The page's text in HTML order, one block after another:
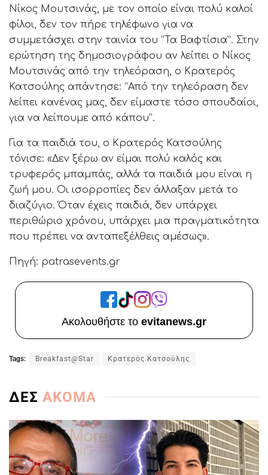
Νίκος Μουτσινάς, με τον οποίο είναι πολύ καλοί
φίλοι, δεν τον πήρε τηλέφωνο για να
συμμετάσχει στην ταινία του “Τα Βαφτίσια”. Στην
ερώτηση της δημοσιογράφου αν λείπει ο Νίκος
Μουτσινάς από την τηλεόραση, ο Κρατερός
Κατσούλης απάντησε: “Από την τηλεόραση δεν
λείπει κανένας μας, δεν είμαστε τόσο σπουδαίοι,
για να λείπουμε από κάπου”.
Για τα παιδιά του, ο Κρατερός Κατσούλης
τόνισε: «Δεν ξέρω αν είμαι πολύ καλός και
τρυφερός μπαμπάς, αλλά τα παιδιά μου είναι η
ζωή μου. Οι ισορροπίες δεν άλλαξαν μετά το
διαζύγιο. Όταν έχεις παιδιά, δεν υπάρχει
περιθώριο χρόνου, υπάρχει μια πραγματικότητα
που πρέπει να ανταπεξέλθεις αμέσως».
Πηγή: patrasevents.gr
Ακολουθήστε το evitanews.gr
Tags: Breakfast@Star Κρατερός Κατσούλης
ΔΕΣ ΑΚΟΜΑ